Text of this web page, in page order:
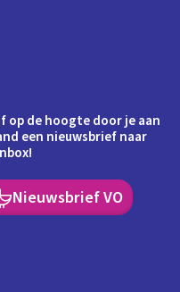
op de hoogte door je aan
een nieuwsbrief naar
Nieuwsbrief VO